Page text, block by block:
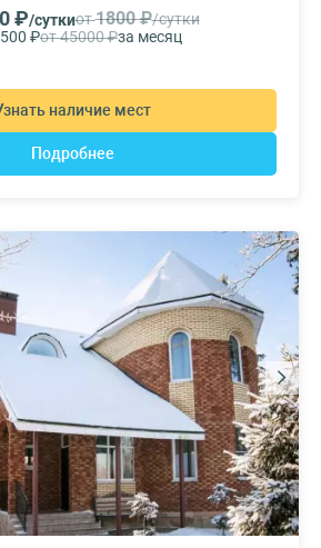
₽/суткиот1800 ₽/сутки
₽от 45000 ₽за месяц
наличие мест
Подробнее